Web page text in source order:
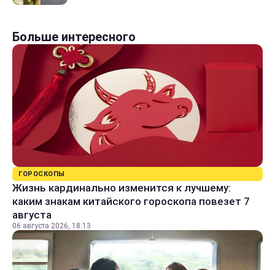
Больше интересного
ГОРОСКОПЫ
Жизнь кардинально изменится к лучшему:
каким знакам китайского гороскопа повезет 7
августа
06 августа 2026, 18:13